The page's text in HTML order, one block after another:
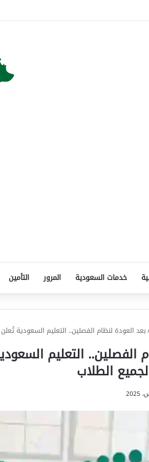
خدمات السعودية المرور التأمين
بعد العودة لنظام الفصلين.. التعليم السعودية
الفصلين.. التعليم
الطلاب